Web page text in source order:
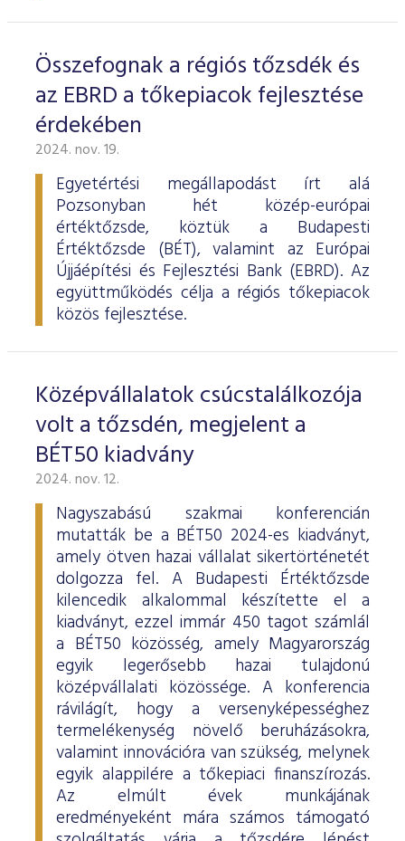
Összefognak a régiós tőzsdék és
az EBRD a tőkepiacok fejlesztése
érdekében
2024. nov. 19.
Egyetértési megállapodást írt alá
Pozsonyban hét közép-európai
értéktőzsde, köztük a Budapesti
Értéktőzsde (BÉT), valamint az Európai
Újjáépítési és Fejlesztési Bank (EBRD). Az
együttműködés célja a régiós tőkepiacok
közös fejlesztése.
Középvállalatok csúcstalálkozója
volt a tőzsdén, megjelent a
BÉT50 kiadvány
2024. nov. 12.
Nagyszabású szakmai konferencián
mutatták be a BÉT50 2024-es kiadványt,
amely ötven hazai vállalat sikertörténetét
dolgozza fel. A Budapesti Értéktőzsde
kilencedik alkalommal készítette el a
kiadványt, ezzel immár 450 tagot számlál
a BÉT50 közösség, amely Magyarország
egyik legerősebb hazai tulajdonú
középvállalati közössége. A konferencia
rávilágít, hogy a versenyképességhez
termelékenység növelő beruházásokra,
valamint innovációra van szükség, melynek
egyik alappilére a tőkepiaci finanszírozás.
Az elmúlt évek munkájának
eredményeként mára számos támogató